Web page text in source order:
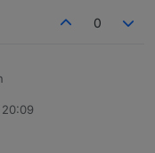
0
du bist, gehts ja nur
geh einfach in